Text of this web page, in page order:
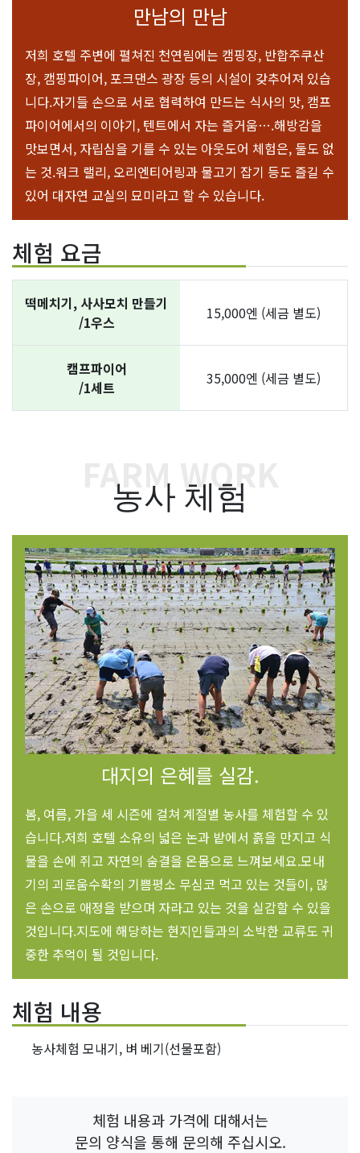
만남의 만남
저희 호텔 주변에 펼쳐진 천연림에는 캠핑장, 반합주쿠산
장, 캠핑파이어, 포크댄스 광장 등의 시설이 갖추어져 있습
니다.자기들 손으로 서로 협력하여 만드는 식사의 맛, 캠프
파이어에서의 이야기, 텐트에서 자는 즐거움….해방감을
맛보면서, 자립심을 기를 수 있는 아웃도어 체험은, 둘도 없
는 것.워크 랠리, 오리엔티어링과 물고기 잡기 등도 즐길 수
있어 대자연 교실의 묘미라고 할 수 있습니다.
체험 요금
떡메치기, 사사모치 만들기
/1우스
15,000엔 (세금 별도)
캠프파이어
/1세트
35,000엔 (세금 별도)
FARM WORK
농사 체험
대지의 은혜를 실감.
봄, 여름, 가을 세 시즌에 걸쳐 계절별 농사를 체험할 수 있
습니다.저희 호텔 소유의 넓은 논과 밭에서 흙을 만지고 식
물을 손에 쥐고 자연의 숨결을 온몸으로 느껴보세요.모내
기의 괴로움수확의 기쁨평소 무심코 먹고 있는 것들이, 많
은 손으로 애정을 받으며 자라고 있는 것을 실감할 수 있을
것입니다.지도에 해당하는 현지인들과의 소박한 교류도 귀
중한 추억이 될 것입니다.
체험 내용
농사체험 모내기, 벼 베기(선물포함)
체험 내용과 가격에 대해서는
문의 양식을 통해 문의해 주십시오.